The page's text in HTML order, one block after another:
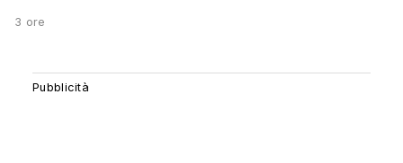
3 ore